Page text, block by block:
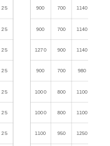
25 900 700 1140
25 900 700 1140
25 1270 900 1140
25 900 700 980
25 1000 800 1100
25 1000 800 1100
25 1100 950 1250